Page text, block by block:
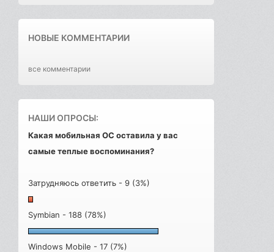
НОВЫЕ КОММЕНТАРИИ
все комментарии
НАШИ ОПРОСЫ:
Какая мобильная ОС оставила у вас
самые теплые воспоминания?
Затрудняюсь ответить - 9 (3%)
Symbian - 188 (78%)
Windows Mobile - 17 (7%)